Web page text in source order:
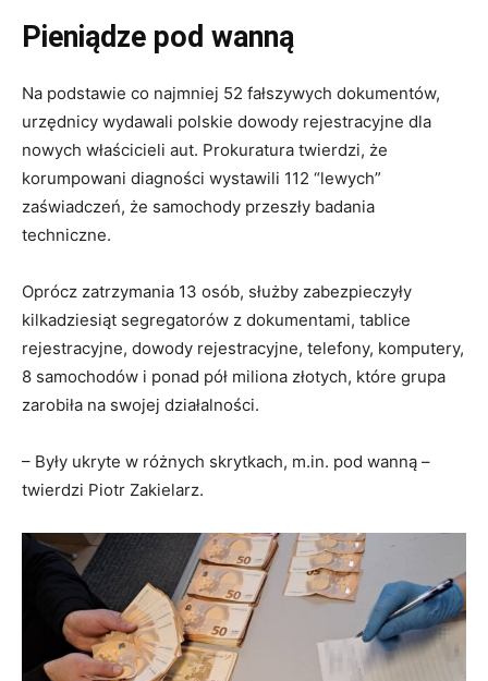
Pieniądze pod wanną
Na podstawie co najmniej 52 fałszywych dokumentów,
urzędnicy wydawali polskie dowody rejestracyjne dla
nowych właścicieli aut. Prokuratura twierdzi, że
korumpowani diagności wystawili 112 “lewych”
zaświadczeń, że samochody przeszły badania
techniczne.
Oprócz zatrzymania 13 osób, służby zabezpieczyły
kilkadziesiąt segregatorów z dokumentami, tablice
rejestracyjne, dowody rejestracyjne, telefony, komputery,
8 samochodów i ponad pół miliona złotych, które grupa
zarobiła na swojej działalności.
– Były ukryte w różnych skrytkach, m.in. pod wanną –
twierdzi Piotr Zakielarz.